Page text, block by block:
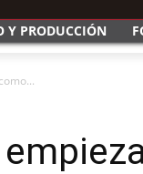
Y PRODUCCIÓN